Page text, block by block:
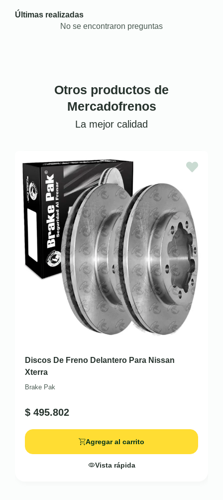
Últimas realizadas
No se encontraron preguntas
Otros productos de
Mercadofrenos
La mejor calidad
Discos De Freno Delantero Para Nissan
Xterra
Brake Pak
$ 495.802
Agregar al carrito
Vista rápida